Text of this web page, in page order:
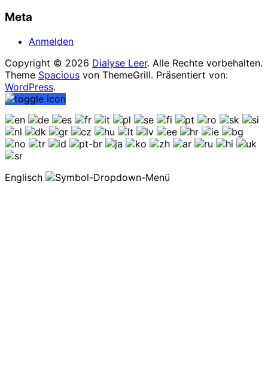
Meta
Anmelden
Copyright © 2026 Dialyse Leer. Alle Rechte vorbehalten.
Theme Spacious von ThemeGrill. Präsentiert von:
WordPress.
Englisch